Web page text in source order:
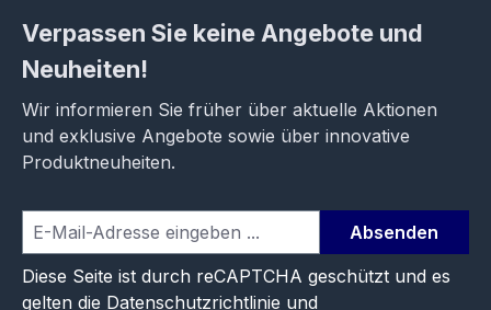
Verpassen Sie keine Angebote und
Neuheiten!
Wir informieren Sie früher über aktuelle Aktionen
und exklusive Angebote sowie über innovative
Produktneuheiten.
Absenden
Diese Seite ist durch reCAPTCHA geschützt und es
gelten die Datenschutzrichtlinie und